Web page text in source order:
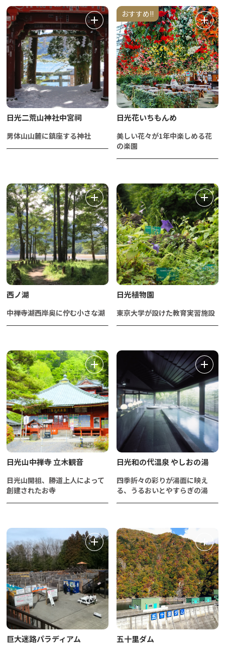
日光二荒山神社中宮祠
男体山山麓に鎮座する神社
おすすめ!!
日光花いちもんめ
美しい花々が1年中楽しめる花
の楽園
西ノ湖
中禅寺湖西岸奥に佇む小さな湖
日光植物園
東京大学が設けた教育実習施設
日光山中禅寺 立木観音
日光山開祖、勝道上人によって
創建されたお寺
日光和の代温泉 やしおの湯
四季折々の彩りが湯面に映え
る、うるおいとやすらぎの湯
巨大迷路パラディアム 五十里ダム